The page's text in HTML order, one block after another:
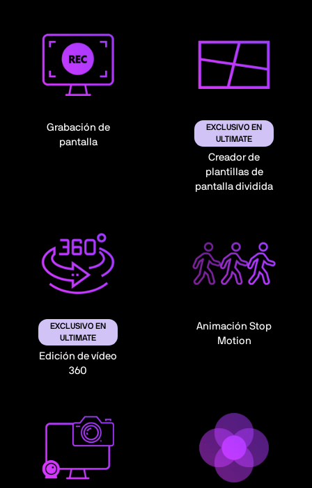
Grabación de
pantalla
EXCLUSIVO EN
ULTIMATE
Creador de
plantillas de
pantalla dividida
EXCLUSIVO EN
ULTIMATE
Edición de vídeo
360
Animación Stop
Motion